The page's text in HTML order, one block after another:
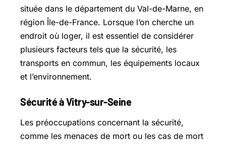
située dans le département du Val-de-Marne, en
région Île-de-France. Lorsque l’on cherche un
endroit où loger, il est essentiel de considérer
plusieurs facteurs tels que la sécurité, les
transports en commun, les équipements locaux
et l’environnement.
Sécurité à Vitry-sur-Seine
Les préoccupations concernant la sécurité,
comme les menaces de mort ou les cas de mort